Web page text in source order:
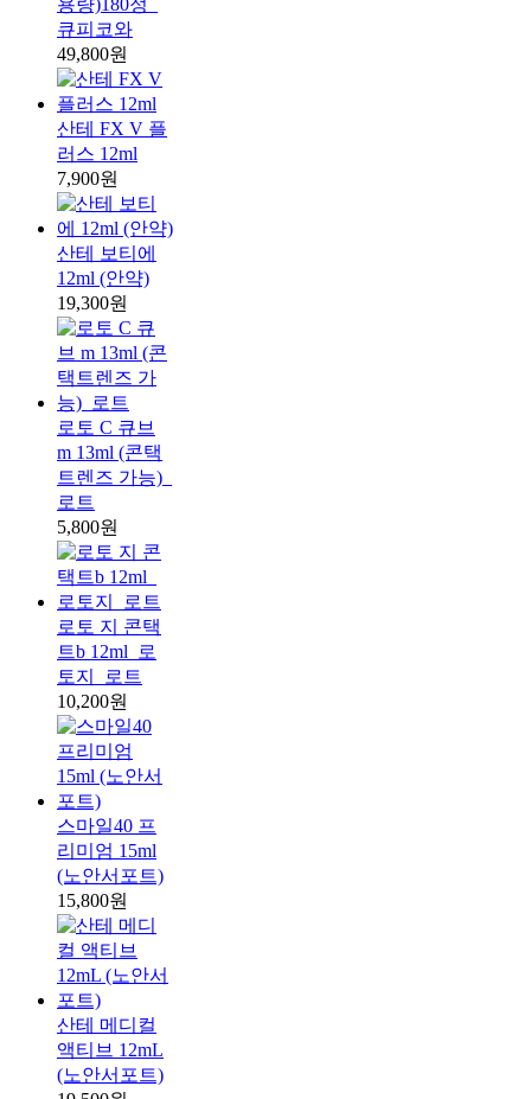
용량)180정_
큐피코와
49,800원
산테 FX V 플
러스 12ml
7,900원
산테 보티에
12ml (안약)
19,300원
로토 C 큐브
m 13ml (콘택
트렌즈 가능)_
로트
5,800원
로토 지 콘택
트b 12ml_로
토지_로트
10,200원
스마일40 프
리미엄 15ml
(노안서포트)
15,800원
산테 메디컬
액티브 12mL
(노안서포트)